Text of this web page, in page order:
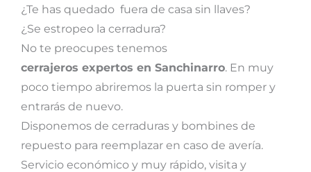
¿Te has quedado fuera de casa sin llaves?
¿Se estropeo la cerradura?
No te preocupes tenemos
cerrajeros expertos en Sanchinarro. En muy
poco tiempo abriremos la puerta sin romper y
entrarás de nuevo.
Disponemos de cerraduras y bombines de
repuesto para reemplazar en caso de avería.
Servicio económico y muy rápido, visita y